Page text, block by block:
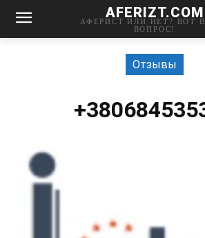
AFERIZT.COM
АФЕРИСТ ИЛИ НЕТ? ВОТ
ВОПРОС!
Отзывы